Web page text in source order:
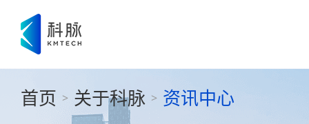
首页 > 关于科脉 > 资讯中心